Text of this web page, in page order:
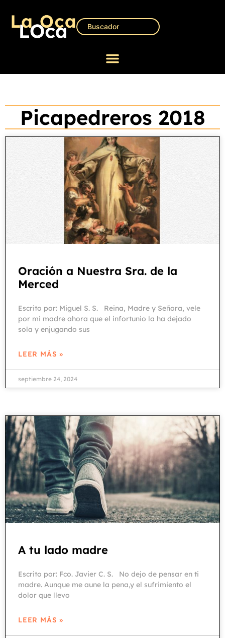
Picapedreros 2018
Oración a Nuestra Sra. de la
Merced
Escrito por: Miguel S. S. Reina, Madre y Señora, vele
por mi madre ahora que el infortunio la ha dejado
sola y enjugando sus
LEER MÁS »
septiembre 24, 2024
A tu lado madre
Escrito por: Fco. Javier C. S. No dejo de pensar en ti
madre. Aunque me aune la pena,y el sufrimiento el
dolor que llevo
LEER MÁS »